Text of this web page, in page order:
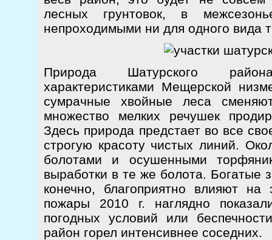
лесных грунтовок, в
непроходимыми ни для одного вида
Природа Шатурского
характеристиками Мещерской
сумрачные хвойные леса
множество мелких речушек
Здесь природа предстает во все
строгую красоту чистых линий.
болотами и осушенными
выработки в те же болота. Богатые
конечно, благоприятно влияют
пожары 2010 г. наглядно
погодных условий или
район горел интенсивнее соседних.